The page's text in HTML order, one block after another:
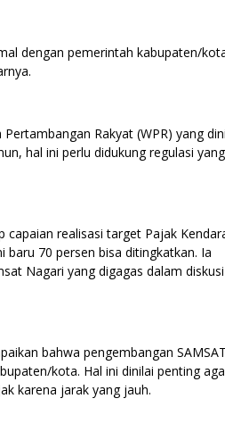
dengan pemerintah kabupaten/
Rakyat (WPR) yang
hal ini perlu didukung regulasi
realisasi target Pajak
baru 70 persen bisa ditingkatkan. Ia
Nagari yang digagas dalam diskusi
bahwa pengembangan
kota. Hal ini dinilai penting
karena jarak yang jauh.